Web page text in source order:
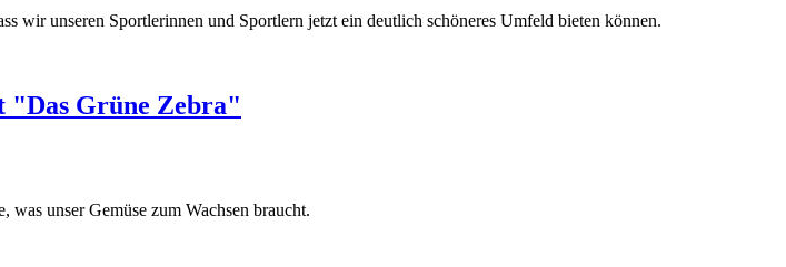
wir unseren Sportlerinnen und Sportlern jetzt ein deutlich schöneres Umfeld bieten können.
"Das Grüne Zebra"
unser Gemüse zum Wachsen braucht.